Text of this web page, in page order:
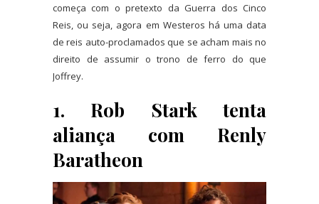
começa com o pretexto da Guerra dos Cinco
Reis, ou seja, agora em Westeros há uma data
de reis auto-proclamados que se acham mais no
direito de assumir o trono de ferro do que
Joffrey.
1. Rob Stark tenta
aliança com Renly
Baratheon